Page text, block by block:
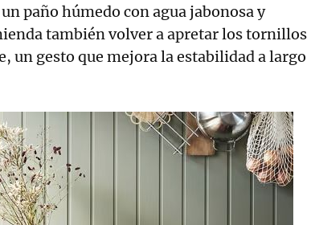
paño húmedo con agua jabonosa y
también volver a apretar los tornillos
un gesto que mejora la estabilidad a largo